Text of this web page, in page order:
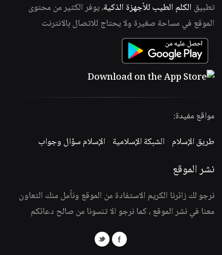
تطبيق الكلم الطيب للأجهزة الذكية، يوفر الكثير من محتوى
الموقع في مساحة صغيرة ولا يحتاج للاتصال بالانترنت
مواقع مفيدة:
طريق الإسلام -الشبكة الإسلامية -الإسلام سؤال وجواب
نشر الموقع
نرجو لك زائرنا الكريم الاستفادة من الموقع ونأمل منك التعاون
معنا في نشر الموقع ، كما نرجو الا تنسونا من صالح دعائكم